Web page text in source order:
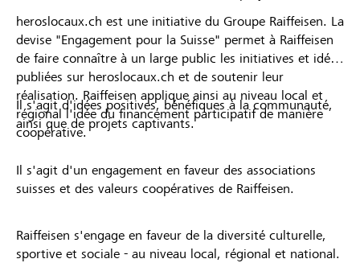
heroslocaux.ch est une initiative du Groupe Raiffeisen. La
devise "Engagement pour la Suisse" permet à Raiffeisen
de faire connaître à un large public les initiatives et idées
publiées sur heroslocaux.ch et de soutenir leur
réalisation. Raiffeisen applique ainsi au niveau local et
régional l'idée du financement participatif de manière
coopérative.
Il s'agit d'idées positives, bénéfiques à la communauté,
ainsi que de projets captivants.
Il s'agit d'un engagement en faveur des associations
suisses et des valeurs coopératives de Raiffeisen.
Raiffeisen s'engage en faveur de la diversité culturelle,
sportive et sociale - au niveau local, régional et national.